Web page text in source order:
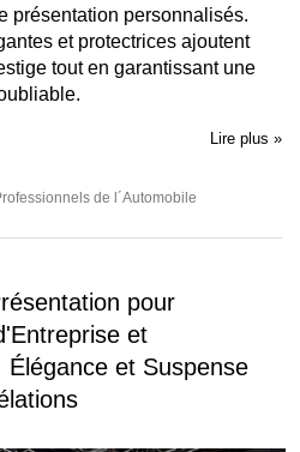
présentation personnalisés.
et protectrices ajoutent
tout en garantissant une
Lire plus »
de l´Automobile
pour
et
Élégance et Suspense